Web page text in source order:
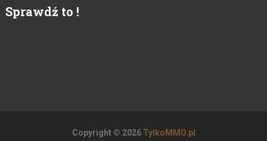
Sprawdź to !
Copyright © 2026 TylkoMMO.pl